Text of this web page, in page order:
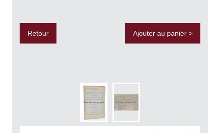
Retour Ajouter au panier >